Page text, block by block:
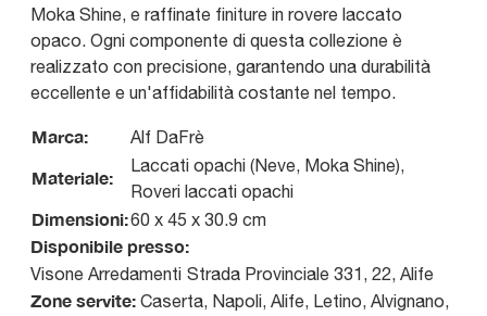
Moka Shine, e raffinate finiture in rovere laccato
opaco. Ogni componente di questa collezione è
realizzato con precisione, garantendo una durabilità
eccellente e un'affidabilità costante nel tempo.
Marca: Alf DaFrè
Materiale:
Laccati opachi (Neve, Moka Shine),
Roveri laccati opachi
Dimensioni:60 x 45 x 30.9 cm
Disponibile presso:
Visone Arredamenti Strada Provinciale 331, 22, Alife
Zone servite: Caserta, Napoli, Alife, Letino, Alvignano,